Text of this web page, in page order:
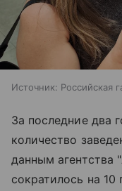
Источник: Российская
За последние два
количество
данным агентства
сократилось на